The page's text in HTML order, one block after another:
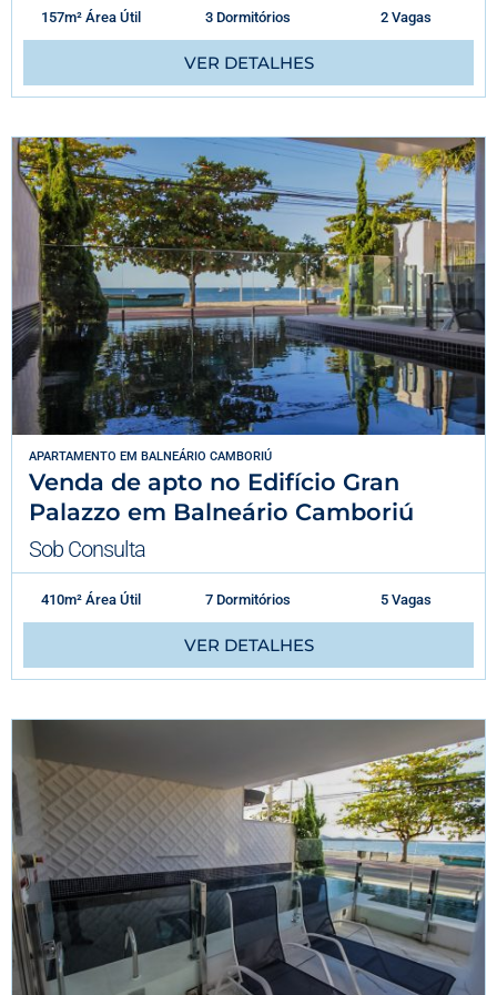
157m² Área Útil 3 Dormitórios 2 Vagas
VER DETALHES
APARTAMENTO EM BALNEÁRIO CAMBORIÚ
Venda de apto no Edifício Gran
Palazzo em Balneário Camboriú
Sob Consulta
410m² Área Útil 7 Dormitórios 5 Vagas
VER DETALHES